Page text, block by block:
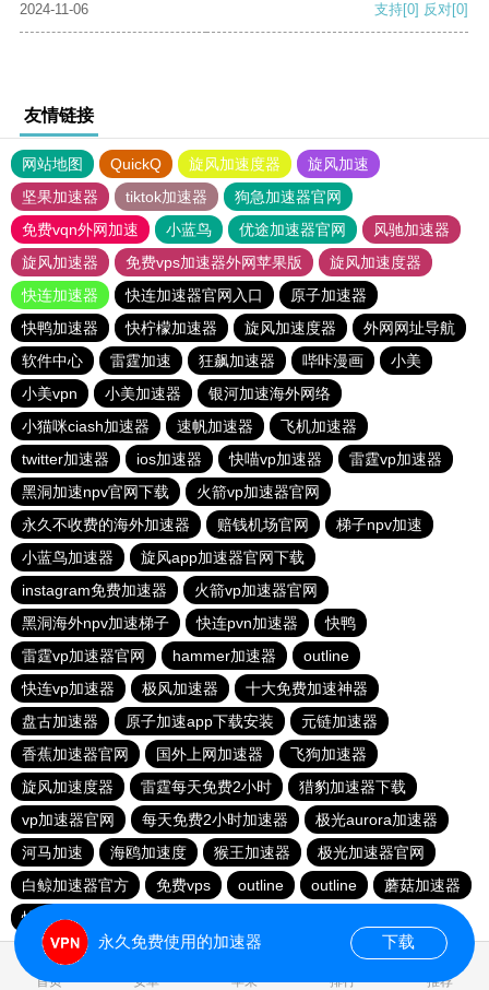
2024-11-06 支持[0] 反对[0]
友情链接
网站地图 QuickQ 旋风加速度器
旋风加速
坚果加速器
tiktok加速器
狗急加速器官网
免费vqn外网加速
小蓝鸟 优途加速器官网
风驰加速器
旋风加速器
免费vps加速器外网苹果版
旋风加速度器
快连加速器
快连加速器官网入口
原子加速器
快鸭加速器
快柠檬加速器 旋风加速度器
外网网址导航
软件中心
雷霆加速 狂飙加速器 哔咔漫画
小美
小美vpn
小美加速器
银河加速海外网络
小猫咪ciash加速器
速帆加速器
飞机加速器
twitter加速器
ios加速器 快喵vp加速器
雷霆vp加速器
黑洞加速npv官网下载
火箭vp加速器官网
永久不收费的海外加速器
赔钱机场官网
梯子npv加速
小蓝鸟加速器
旋风app加速器官网下载
instagram免费加速器
火箭vp加速器官网
黑洞海外npv加速梯子
快连pvn加速器
快鸭
雷霆vp加速器官网
hammer加速器
outline
快连vp加速器
极风加速器
十大免费加速神器
盘古加速器
原子加速app下载安装
元链加速器
香蕉加速器官网
国外上网加速器
飞狗加速器
旋风加速度器
雷霆每天免费2小时
猎豹加速器下载
vp加速器官网
每天免费2小时加速器
极光aurora加速器
河马加速
海鸥加速度 猴王加速器
极光加速器官网
白鲸加速器官方
免费vps outline outline
蘑菇加速器
快联加速器
首页 安卓 苹果 排行 推荐
永久免费使用的加速器 下载
0.025228s